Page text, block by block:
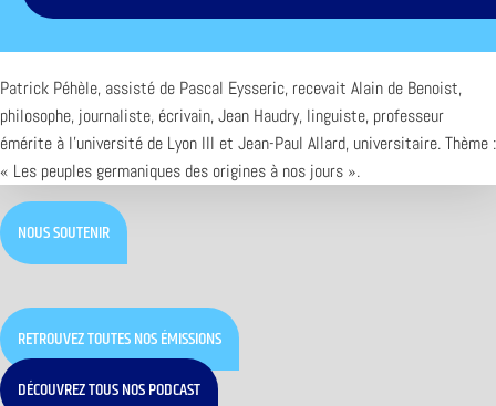
Patrick Péhèle, assisté de Pascal Eysseric, recevait Alain de Benoist,
philosophe, journaliste, écrivain, Jean Haudry, linguiste, professeur
émérite à l’université de Lyon III et Jean-Paul Allard, universitaire. Thème :
« Les peuples germaniques des origines à nos jours ».
NOUS SOUTENIR
RETROUVEZ TOUTES NOS ÉMISSIONS
DÉCOUVREZ TOUS NOS PODCAST